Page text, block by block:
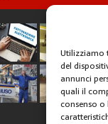
Utilizziamo
del
annunci
quali il
consenso